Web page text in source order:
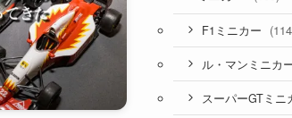
F1ミニカー
ル・マンミニカ
スーパーGTミニ